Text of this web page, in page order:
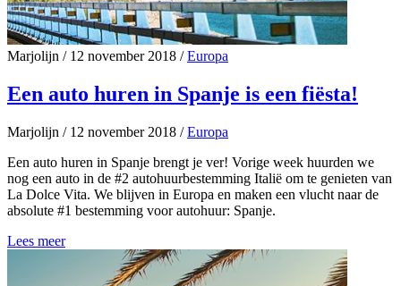
Marjolijn /12 november 2018 / Europa
Een auto huren in Spanje is een fiësta!
Marjolijn /12 november 2018 / Europa
Een auto huren in Spanje brengt je ver! Vorige week huurden we
nog een auto in de #2 autohuurbestemming Italië om te genieten van
La Dolce Vita. We blijven in Europa en maken een vlucht naar de
absolute #1 bestemming voor autohuur: Spanje.
Lees meer